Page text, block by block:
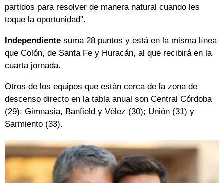
partidos para resolver de manera natural cuando les
toque la oportunidad".
Independiente suma 28 puntos y está en la misma línea
que Colón, de Santa Fe y Huracán, al que recibirá en la
cuarta jornada.
Otros de los equipos que están cerca de la zona de
descenso directo en la tabla anual son Central Córdoba
(29); Gimnasia, Banfield y Vélez (30); Unión (31) y
Sarmiento (33).